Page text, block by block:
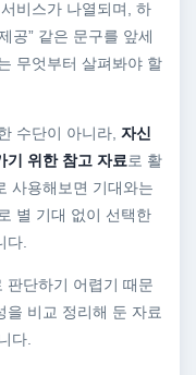
비스가 나열되며, 하
공” 같은 문구를 앞세
무엇부터 살펴봐야 할
수단이 아니라, 자신
기 위한 참고 자료로 활
사용해보면 기대와는
별 기대 없이 선택한
다.
판단하기 어렵기 때문
을 비교 정리해 둔 자료
다.